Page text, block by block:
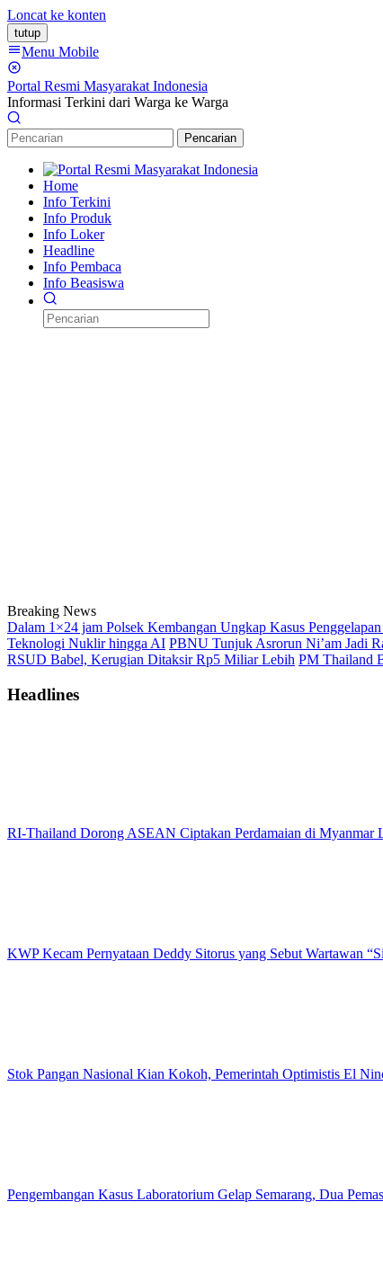
Loncat ke konten
tutup
Menu Mobile
Portal Resmi Masyarakat Indonesia
Informasi Terkini dari Warga ke Warga
Pencarian
Home
Info Terkini
Info Produk
Info Loker
Headline
Info Pembaca
Info Beasiswa
Breaking News
Dalam 1×24 jam Polsek Kembangan Ungkap Kasus
Teknologi Nuklir hingga AI PBNU Tunjuk Asrorun Ni’am Jadi
RSUD Babel, Kerugian Ditaksir Rp5 Miliar Lebih PM Thailand
Headlines
RI-Thailand Dorong ASEAN Ciptakan Perdamaian di Myanmar
KWP Kecam Pernyataan Deddy Sitorus yang Sebut Wartawan
Stok Pangan Nasional Kian Kokoh, Pemerintah Optimistis El
Pengembangan Kasus Laboratorium Gelap Semarang, Dua